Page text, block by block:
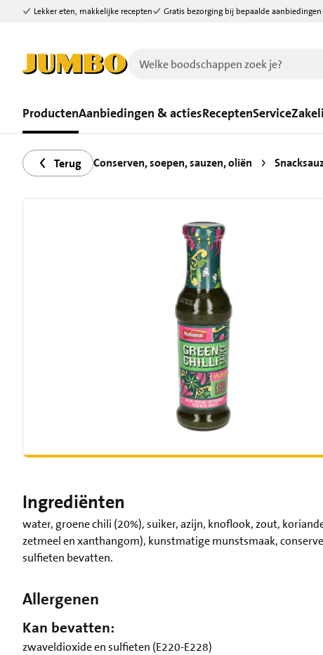
Ga naar zoeken
Ga naar hoofdinhoud
Lekker eten, makkelijke recepten Gratis bezorging bij bepaalde aanbiedingen
ProductenAanbiedingen & actiesReceptenService
Terug Conserven, soepen, sauzen, oliën
Ingrediënten
water, groene chili (20%), suiker, azijn, knoflook, zout,
zetmeel en xanthangom), kunstmatige munstsmaak,
sulfieten bevatten.
Allergenen
Kan bevatten:
zwaveldioxide en sulfieten (E220-E228)